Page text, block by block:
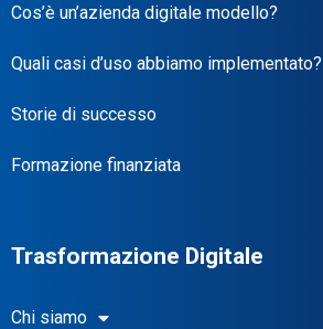
Cos’è un’azienda digitale modello?
Quali casi d’uso abbiamo implementato?
Storie di successo
Formazione finanziata
Trasformazione Digitale
Chi siamo